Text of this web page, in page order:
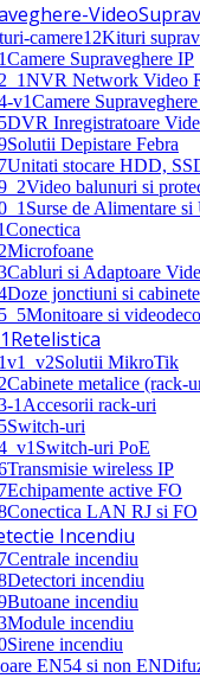
Kituri
Camere Supraveghere IP
NVR Network Video
Camere
DVR Inregistratoare
Solutii Depistare Febra
Unitati stocare HDD,
Video balunuri si
Surse de Alimentare si
Conectica
Microfoane
Cabluri si Adaptoare
Doze jonctiuni si cabinete
Monitoare si
Retelistica
Solutii MikroTik
Cabinete metalice (rack-
Accesorii rack-uri
Switch-uri
Switch-uri PoE
Transmisie wireless IP
Echipamente active FO
Conectica LAN RJ si FO
Incendiu
Centrale incendiu
Detectori incendiu
Butoane incendiu
Module incendiu
Sirene incendiu